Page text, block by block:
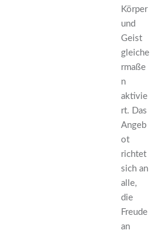
Körper
und
Geist
gleiche
rmaße
n
aktivie
rt. Das
Angeb
ot
richtet
sich an
alle,
die
Freude
an